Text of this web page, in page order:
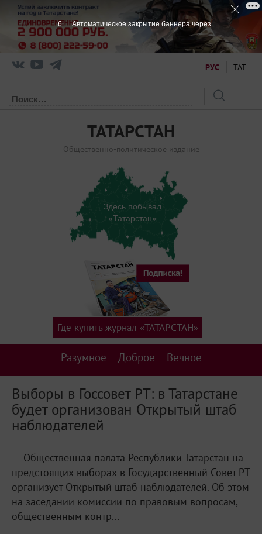
РУС ТАТ
ТАТАРСТАН
Общественно-политическое издание
Здесь побывал
«Татарстан»
Разумное Доброе Вечное
Где купить журнал «ТАТАРСТАН»
Выборы в Госсовет РТ: в Татарстане
будет организован Открытый штаб
наблюдателей
Общественная палата Республики Татарстан на
предстоящих выборах в Государственный Совет РТ
организует Открытый штаб наблюдателей. Об этом
на заседании комиссии по правовым вопросам,
общественным контр...
5 Автоматическое закрытие баннера через